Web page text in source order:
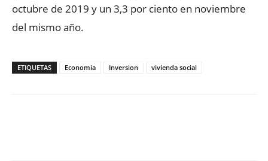
octubre de 2019 y un 3,3 por ciento en noviembre
del mismo año.
ETIQUETAS Economia Inversion vivienda social